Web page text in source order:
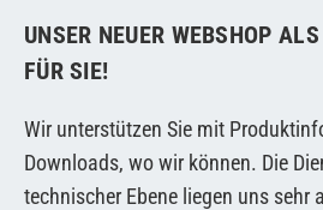
UNSER NEUER WEBSHOP
FÜR SIE!
Wir unterstützen Sie mit
Downloads, wo wir können. Die
technischer Ebene liegen uns sehr